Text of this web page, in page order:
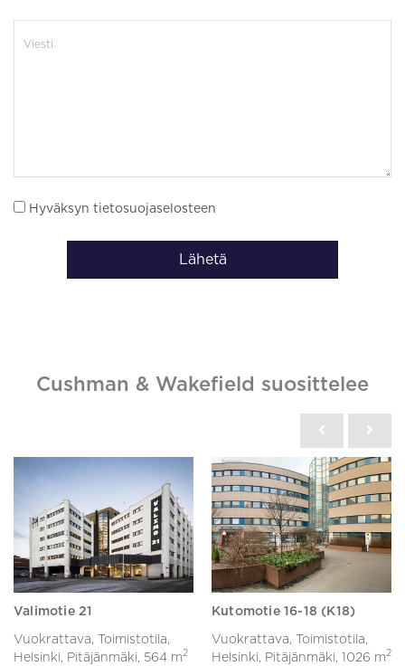
Hyväksyn tietosuojaselosteen
Lähetä
Cushman & Wakefield suosittelee
Valimotie 21
Vuokrattava, Toimistotila,
Helsinki, Pitäjänmäki, 564 m2
Kutomotie 16-18 (K18)
Vuokrattava, Toimistotila,
Helsinki, Pitäjänmäki, 1026 m2